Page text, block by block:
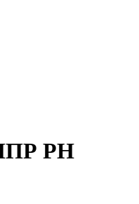
РН